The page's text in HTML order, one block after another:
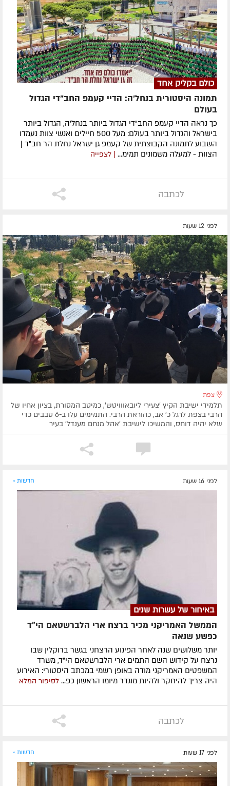
כולם בקליק אחד
תמונה היסטורית בנחל'ה: הדיי קעמפ החב"די הגדול
בעולם
כך נראה הדיי קעמפ החב"די הגדול ביותר בנחל'ה, הגדול ביותר
בישראל והגדול ביותר בעולם: מעל 500 חיילים ואנשי צוות נעמדו
השבוע לתמונה הקבוצתית של קעמפ גן ישראל נחלת הר חב"ד |
הצוות - למעלה משמונים תמימ...
| לצפייה
לכתבה
לפני 12 שעות
צפת
תלמידי ישיבת הקיץ 'צעירי ליובאווויטש', כמיטב המסורת, בציון אחיו של
הרבי בצפת לרגל כ' אב, כהוראת הרבי. התמימים עלו ב-6 סבבים כדי
שלא יהיה דוחס, והמשיכו לישיבת 'אהל מנחם מענדל' בעיר
לפני 16 שעות חדשות »
באיחור של עשרות שנים
הממשל האמריקני מכיר ברצח ארי הלברשטאם הי״ד
כפשע שנאה
יותר משלושים שנה לאחר הפיגוע הרצחני בגשר ברוקלין שבו
נרצח על קידוש השם התמים ארי הלברשטאם הי"ד, משרד
המשפטים האמריקני מודה באופן רשמי במכתב היסטורי: האירוע
היה צריך להיחקר ולהיות מוגדר מיומו הראשון כפ... לסיפור המלא
לכתבה
לפני 17 שעות חדשות »